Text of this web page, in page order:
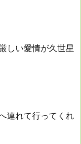
しい愛情が久世星
連れて行ってくれ